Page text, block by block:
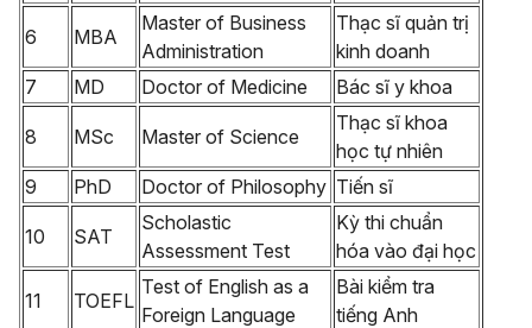
6 MBA
Master of Business
Administration
Thạc sĩ quản trị
kinh doanh
7
MD Doctor of Medicine Bác sĩ y khoa
8 MSc Master of Science
Thạc sĩ khoa
học tự nhiên
9
PhD Doctor of Philosophy Tiến sĩ
10 SAT
Scholastic
Assessment Test
Kỳ thi chuẩn
hóa vào đại học
11 TOEFL
Test of English as a
Foreign Language
Bài kiểm tra
tiếng Anh